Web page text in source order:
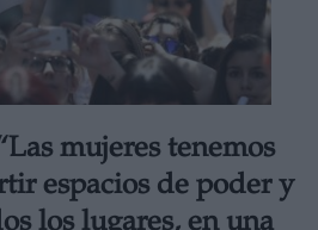
mujeres tenemos
espacios de poder y
los lugares, en una